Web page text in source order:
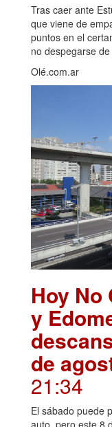
Tras caer ante
que viene de
puntos en el
no despegarse
Olé.com.ar
Hoy No
y
de
21:34
El sábado puede
auto, pero este 8